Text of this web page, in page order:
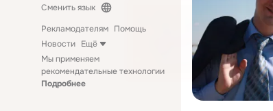
Сменить язык
Рекламодателям Помощь
Новости Ещё
Мы применяем
рекомендательные технологии
Подробнее